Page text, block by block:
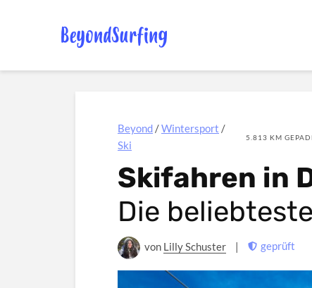
Beyond /Wintersport /
Ski
5.813 KM
Skifahren in
Die
von Lilly Schuster | geprüft